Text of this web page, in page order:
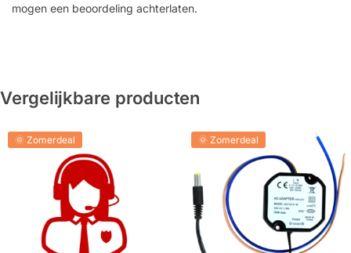
mogen een beoordeling achterlaten.
Vergelijkbare producten
🌞 Zomerdeal 🌞 Zomerdeal